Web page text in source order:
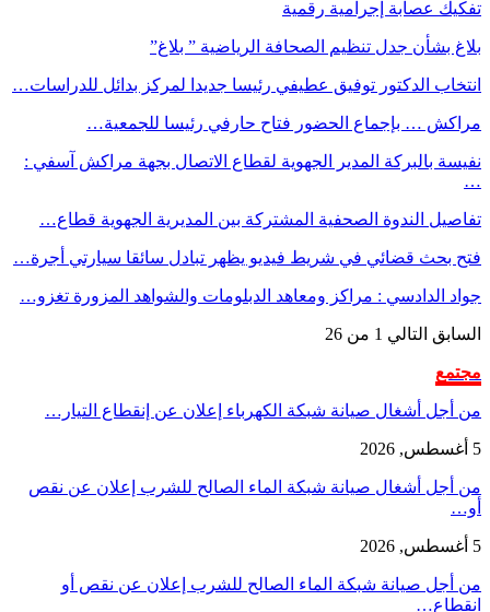
تفكيك عصابة إجرامية رقمية
بلاغ بشأن جدل تنظيم الصحافة الرياضية ” بلاغ”
انتخاب الدكتور توفيق عطيفي رئيسا جديدا لمركز بدائل للدراسات…
مراكش … بإجماع الحضور فتاح حارفي رئيسا للجمعية…
نفيسة بالبركة المدير الجهوية لقطاع الاتصال بجهة مراكش آسفي :
…
تفاصيل الندوة الصحفية المشتركة بين المديرية الجهوية قطاع…
فتح بحث قضائي في شريط فيديو يظهر تبادل سائقا سيارتي أجرة…
جواد الدادسي : مراكز ومعاهد الدبلومات والشواهد المزورة تغزو…
السابق التالي 1 من 26
مجتمع
من أجل أشغال صيانة شبكة الكهرباء إعلان عن إنقطاع التيار…
5 أغسطس, 2026
من أجل أشغال صيانة شبكة الماء الصالح للشرب إعلان عن نقص
أو…
5 أغسطس, 2026
من أجل صيانة شبكة الماء الصالح للشرب إعلان عن نقص أو
انقطاع…